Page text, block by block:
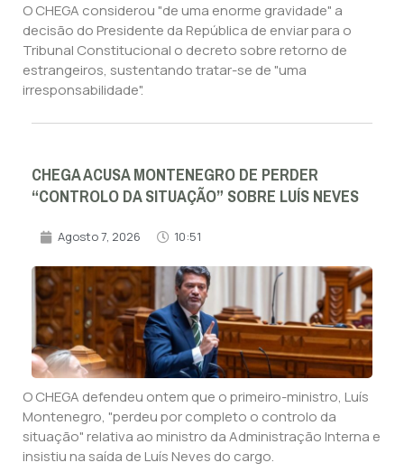
O CHEGA considerou "de uma enorme gravidade" a
decisão do Presidente da República de enviar para o
Tribunal Constitucional o decreto sobre retorno de
estrangeiros, sustentando tratar-se de "uma
irresponsabilidade".
CHEGA ACUSA MONTENEGRO DE PERDER
“CONTROLO DA SITUAÇÃO” SOBRE LUÍS NEVES
Agosto 7, 2026 10:51
O CHEGA defendeu ontem que o primeiro-ministro, Luís
Montenegro, "perdeu por completo o controlo da
situação" relativa ao ministro da Administração Interna e
insistiu na saída de Luís Neves do cargo.